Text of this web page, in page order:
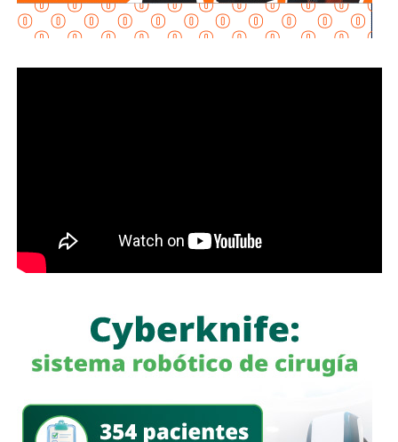
dijo Alonso.